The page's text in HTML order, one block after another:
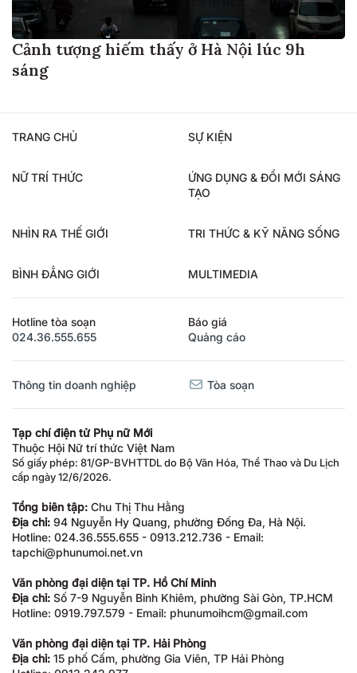
Cảnh tượng hiếm thấy ở Hà Nội lúc 9h
sáng
TRANG CHỦ SỰ KIỆN
NỮ TRÍ THỨC
ỨNG DỤNG & ĐỔI MỚI SÁNG
TẠO
NHÌN RA THẾ GIỚI TRI THỨC & KỸ NĂNG SỐNG
BÌNH ĐẲNG GIỚI MULTIMEDIA
Hotline tòa soạn
024.36.555.655
Báo giá
Quảng cáo
Thông tin doanh nghiệp Tòa soạn
Tạp chí điện tử Phụ nữ Mới
Thuộc Hội Nữ trí thức Việt Nam
Số giấy phép: 81/GP-BVHTTDL do Bộ Văn Hóa, Thể Thao và Du Lịch
cấp ngày 12/6/2026.
Tổng biên tập: Chu Thị Thu Hằng
Địa chỉ: 94 Nguyễn Hy Quang, phường Đống Đa, Hà Nội.
Hotline: 024.36.555.655 - 0913.212.736 - Email:
tapchi@phunumoi.net.vn
Văn phòng đại diện tại TP. Hồ Chí Minh
Địa chỉ: Số 7-9 Nguyễn Bỉnh Khiêm, phường Sài Gòn, TP.HCM
Hotline: 0919.797.579 - Email: phunumoihcm@gmail.com
Văn phòng đại diện tại TP. Hải Phòng
Địa chỉ: 15 phố Cấm, phường Gia Viên, TP Hải Phòng